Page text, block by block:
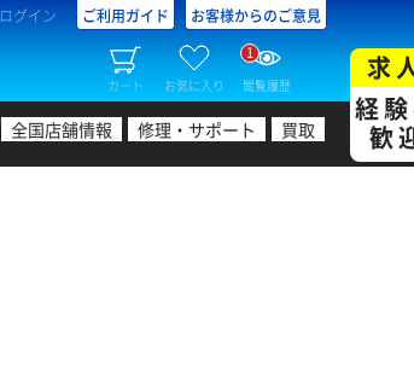
ログイン ご利用ガイド お客様からのご意見
カート お気に入り 閲覧履歴
1
全国店舗情報 修理・サポート 買取
求
経
歓